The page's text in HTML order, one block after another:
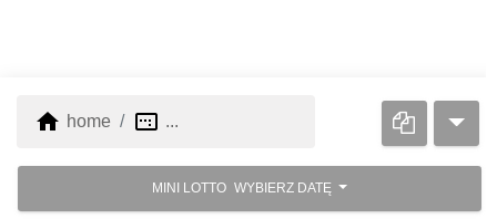
home home image_aspect_ratio ...
MINI LOTTO WYBIERZ DATĘ